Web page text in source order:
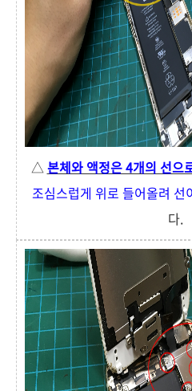
△본체와 액정은 4개의 선으
조심스럽게 위로 들어올려 선
다.